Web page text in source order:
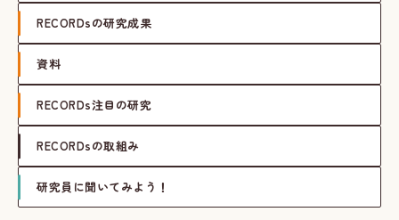
RECORDsの研究成果
資料
RECORDs注目の研究
RECORDsの取組み
研究員に聞いてみよう！